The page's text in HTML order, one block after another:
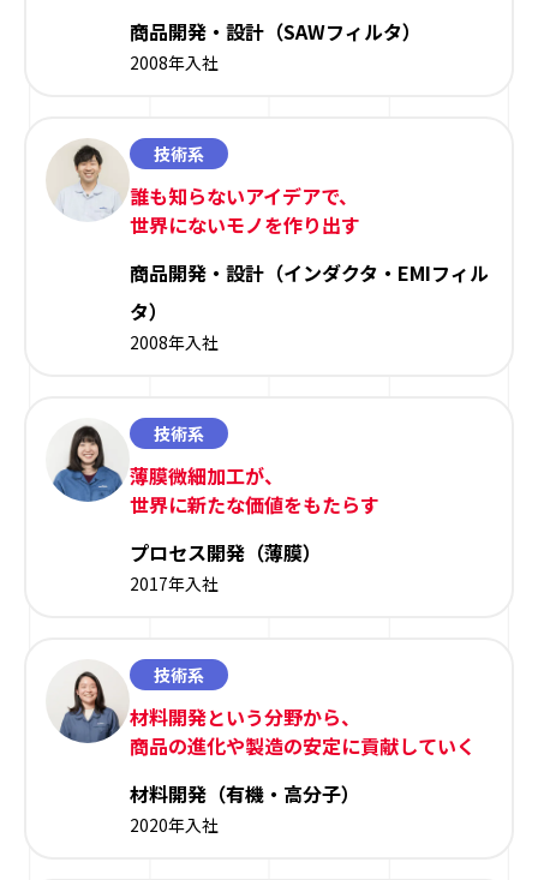
商品開発・設計（SAWフィルタ）
2008年入社
技術系
誰も知らないアイデアで、
世界にないモノを作り出す
商品開発・設計（インダクタ・EMIフィル
タ）
2008年入社
技術系
薄膜微細加工が、
世界に新たな価値をもたらす
プロセス開発（薄膜）
2017年入社
技術系
材料開発という分野から、
商品の進化や製造の安定に貢献していく
材料開発（有機・高分子）
2020年入社